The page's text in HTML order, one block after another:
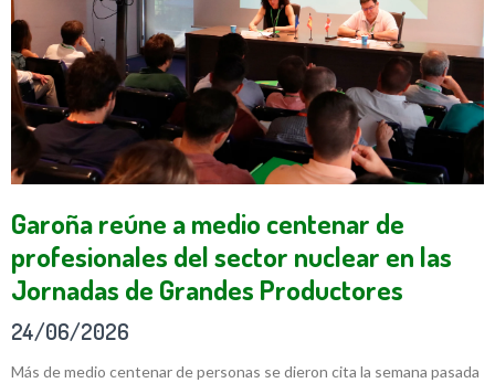
Garoña reúne a medio centenar de
profesionales del sector nuclear en las
Jornadas de Grandes Productores
24/06/2026
Más de medio centenar de personas se dieron cita la semana pasada